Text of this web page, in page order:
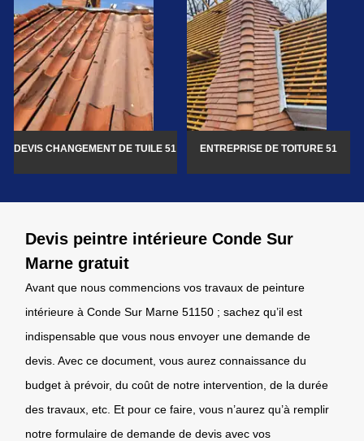
DEVIS CHANGEMENT DE TUILE 51 ENTREPRISE DE TOITURE 51
Devis peintre intérieure Conde Sur
Marne gratuit
Avant que nous commencions vos travaux de peinture
intérieure à Conde Sur Marne 51150 ; sachez qu’il est
indispensable que vous nous envoyer une demande de
devis. Avec ce document, vous aurez connaissance du
budget à prévoir, du coût de notre intervention, de la durée
des travaux, etc. Et pour ce faire, vous n’aurez qu’à remplir
notre formulaire de demande de devis avec vos